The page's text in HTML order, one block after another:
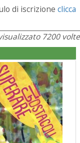
di iscrizione clicca
7200 volte